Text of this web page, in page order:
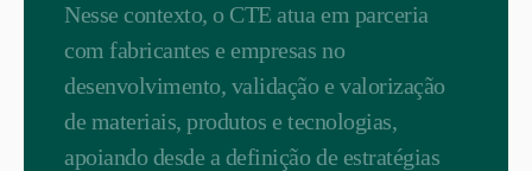
Nesse contexto, o CTE atua em parceria
com fabricantes e empresas no
desenvolvimento, validação e valorização
de materiais, produtos e tecnologias,
apoiando desde a definição de estratégias